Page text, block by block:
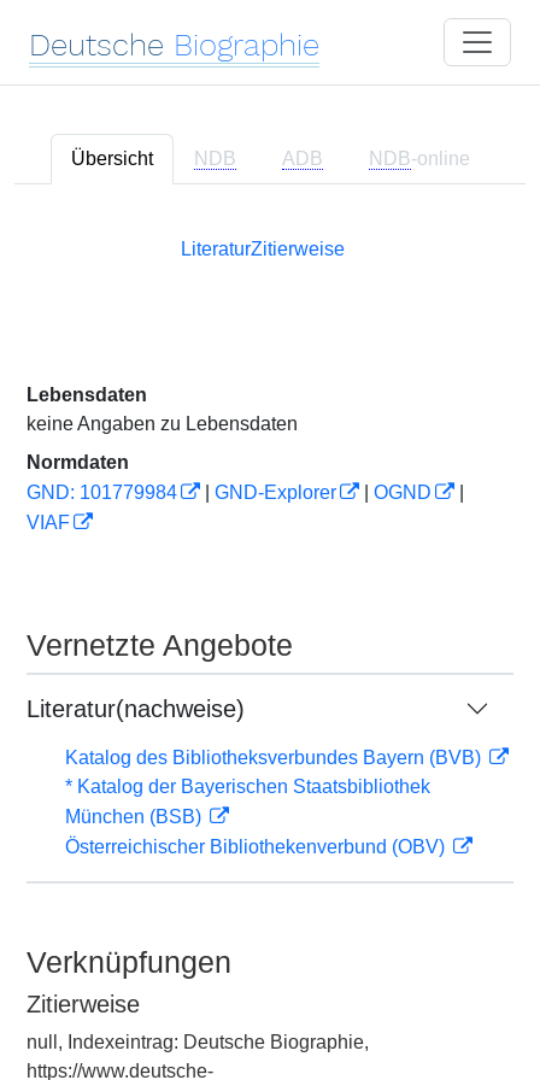
Deutsche Biographie
Übersicht NDB ADB NDB-online
LiteraturZitierweise
Lebensdaten
keine Angaben zu Lebensdaten
Normdaten
GND: 101779984
GND-Explorer OGND
VIAF
Vernetzte Angebote
Literatur(nachweise)
Katalog des Bibliotheksverbundes Bayern (BVB)
* Katalog der Bayerischen Staatsbibliothek
München (BSB)
Österreichischer Bibliothekenverbund (OBV)
Verknüpfungen
Zitierweise
null, Indexeintrag: Deutsche Biographie,
https://www.deutsche-